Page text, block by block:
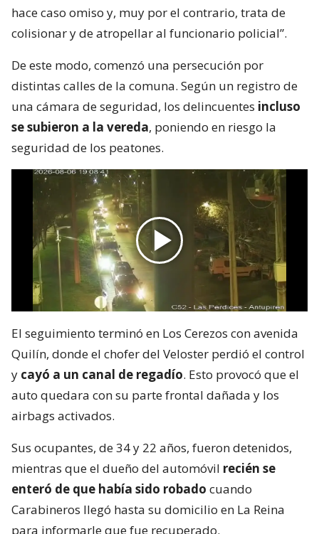
hace caso omiso y, muy por el contrario, trata de
colisionar y de atropellar al funcionario policial”.
De este modo, comenzó una persecución por
distintas calles de la comuna. Según un registro de
una cámara de seguridad, los delincuentes incluso
se subieron a la vereda, poniendo en riesgo la
seguridad de los peatones.
El seguimiento terminó en Los Cerezos con avenida
Quilín, donde el chofer del Veloster perdió el control
y cayó a un canal de regadío. Esto provocó que el
auto quedara con su parte frontal dañada y los
airbags activados.
Sus ocupantes, de 34 y 22 años, fueron detenidos,
mientras que el dueño del automóvil recién se
enteró de que había sido robado cuando
Carabineros llegó hasta su domicilio en La Reina
para informarle que fue recuperado.